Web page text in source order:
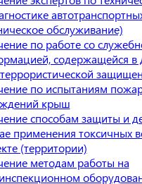
обслуживание)
по работе со
содержащейся в
по испытаниям
крыш
способам защиты и
применения токсичных
(территории)
методам работы на